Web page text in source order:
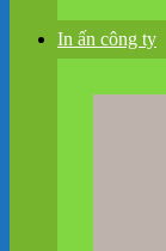
In ấn công ty